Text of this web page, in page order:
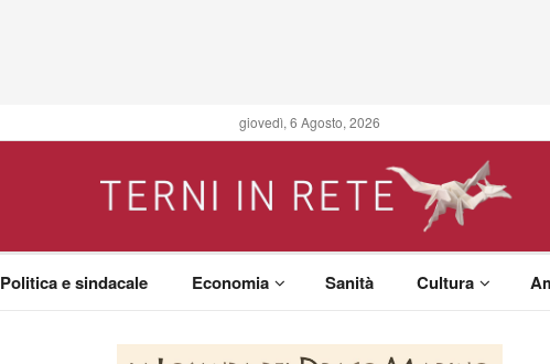
giovedì, 6 Agosto, 2026
Politica e sindacale Economia Sanità Cultura